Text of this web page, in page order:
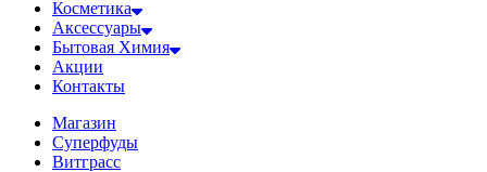
Косметика
Аксессуары
Бытовая Химия
Акции
Контакты
Магазин
Суперфуды
Витграсс